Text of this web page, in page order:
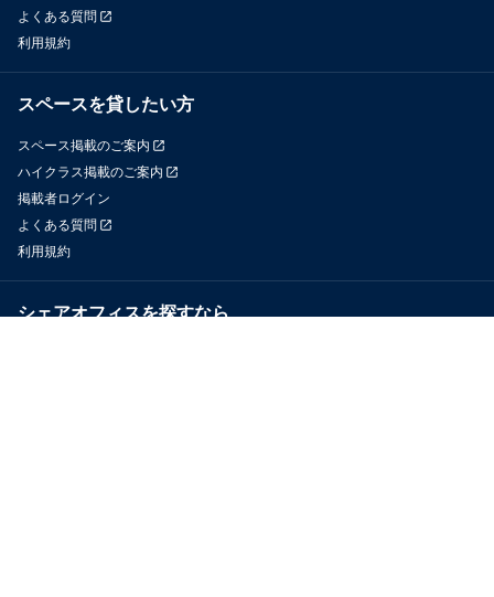
よくある質問
利用規約
スペースを貸したい方
スペース掲載のご案内
ハイクラス掲載のご案内
掲載者ログイン
よくある質問
利用規約
シェアオフィスを探すなら